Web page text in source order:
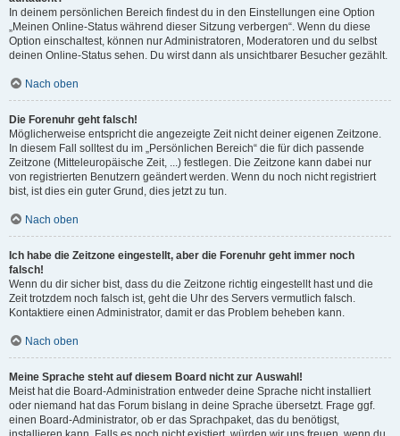
In deinem persönlichen Bereich findest du in den Einstellungen eine Option
„Meinen Online-Status während dieser Sitzung verbergen“. Wenn du diese
Option einschaltest, können nur Administratoren, Moderatoren und du selbst
deinen Online-Status sehen. Du wirst dann als unsichtbarer Besucher gezählt.
Nach oben
Die Forenuhr geht falsch!
Möglicherweise entspricht die angezeigte Zeit nicht deiner eigenen Zeitzone.
In diesem Fall solltest du im „Persönlichen Bereich“ die für dich passende
Zeitzone (Mitteleuropäische Zeit, ...) festlegen. Die Zeitzone kann dabei nur
von registrierten Benutzern geändert werden. Wenn du noch nicht registriert
bist, ist dies ein guter Grund, dies jetzt zu tun.
Nach oben
Ich habe die Zeitzone eingestellt, aber die Forenuhr geht immer noch
falsch!
Wenn du dir sicher bist, dass du die Zeitzone richtig eingestellt hast und die
Zeit trotzdem noch falsch ist, geht die Uhr des Servers vermutlich falsch.
Kontaktiere einen Administrator, damit er das Problem beheben kann.
Nach oben
Meine Sprache steht auf diesem Board nicht zur Auswahl!
Meist hat die Board-Administration entweder deine Sprache nicht installiert
oder niemand hat das Forum bislang in deine Sprache übersetzt. Frage ggf.
einen Board-Administrator, ob er das Sprachpaket, das du benötigst,